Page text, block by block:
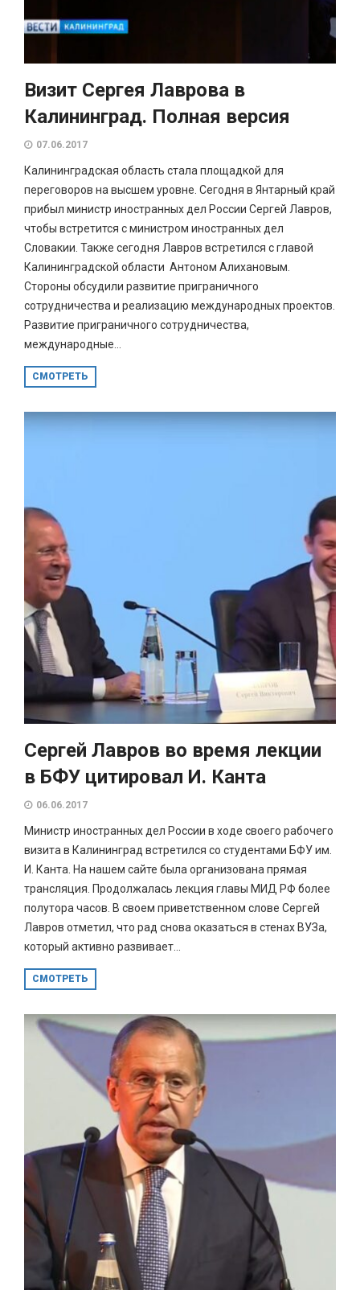
Визит Сергея Лаврова в
Калининград. Полная версия
07.06.2017
Калининградская область стала площадкой для
переговоров на высшем уровне. Сегодня в Янтарный край
прибыл министр иностранных дел России Сергей Лавров,
чтобы встретится с министром иностранных дел
Словакии. Также сегодня Лавров встретился с главой
Калининградской области Антоном Алихановым.
Стороны обсудили развитие приграничного
сотрудничества и реализацию международных проектов.
Развитие приграничного сотрудничества,
международные...
СМОТРЕТЬ
Сергей Лавров во время лекции
в БФУ цитировал И. Канта
06.06.2017
Министр иностранных дел России в ходе своего рабочего
визита в Калининград встретился со студентами БФУ им.
И. Канта. На нашем сайте была организована прямая
трансляция. Продолжалась лекция главы МИД РФ более
полутора часов. В своем приветственном слове Сергей
Лавров отметил, что рад снова оказаться в стенах ВУЗа,
который активно развивает...
СМОТРЕТЬ